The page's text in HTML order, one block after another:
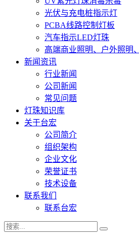
光伏与充电桩指示灯
PCBA线路控制灯板
汽车指示LED灯珠
高端商业照明、户外照明
新闻资讯
行业新闻
公司新闻
常见问题
灯珠知识库
关于台宏
公司简介
组织架构
企业文化
荣誉证书
技术设备
联系我们
联系台宏